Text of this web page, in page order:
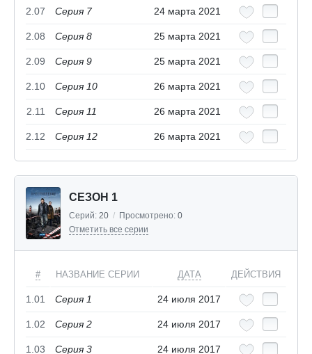
2.07 Серия 7 24 марта 2021
2.08 Серия 8 25 марта 2021
2.09 Серия 9 25 марта 2021
2.10 Серия 10 26 марта 2021
2.11 Серия 11 26 марта 2021
2.12 Серия 12 26 марта 2021
СЕЗОН 1
Серий: 20 / Просмотрено: 0
Отметить все серии
# НАЗВАНИЕ СЕРИИ ДАТА ДЕЙСТВИЯ
1.01 Серия 1 24 июля 2017
1.02 Серия 2 24 июля 2017
1.03 Серия 3 24 июля 2017